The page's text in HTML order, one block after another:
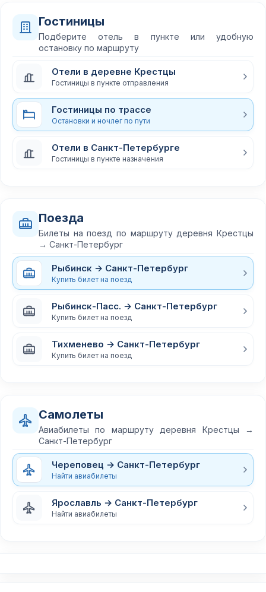
Гостиницы
Подберите отель в пункте или удобную
остановку по маршруту
Отели в деревне Крестцы
Гостиницы в пункте отправления
Гостиницы по трассе
Остановки и ночлег по пути
Отели в Санкт-Петербурге
Гостиницы в пункте назначения
Поезда
Билеты на поезд по маршруту деревня Крестцы
→ Санкт-Петербург
Рыбинск → Санкт-Петербург
Купить билет на поезд
Рыбинск-Пасс. → Санкт-Петербург
Купить билет на поезд
Тихменево → Санкт-Петербург
Купить билет на поезд
Самолеты
Авиабилеты по маршруту деревня Крестцы →
Санкт-Петербург
Череповец → Санкт-Петербург
Найти авиабилеты
Ярославль → Санкт-Петербург
Найти авиабилеты